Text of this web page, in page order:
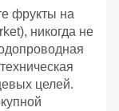
фрукты на
никогда не
целей.